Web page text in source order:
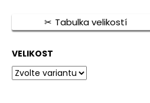
Tabulka velikostí
VELIKOST
HLEDAT